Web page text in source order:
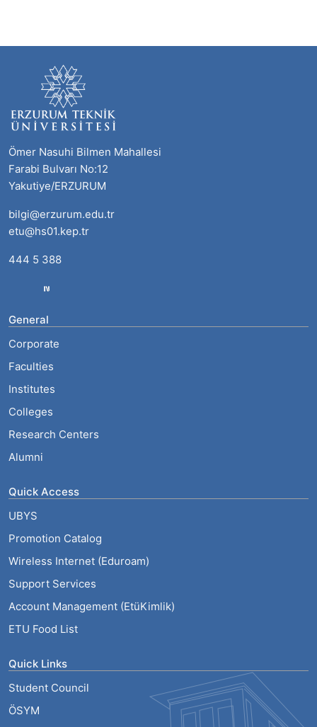
Ömer Nasuhi Bilmen Mahallesi
Farabi Bulvarı No:12
Yakutiye/ERZURUM
bilgi@erzurum.edu.tr
etu@hs01.kep.tr
444 5 388
General
Corporate
Faculties
Institutes
Colleges
Research Centers
Alumni
Quick Access
UBYS
Promotion Catalog
Wireless Internet (Eduroam)
Support Services
Account Management (EtüKimlik)
ETU Food List
Quick Links
Student Council
ÖSYM